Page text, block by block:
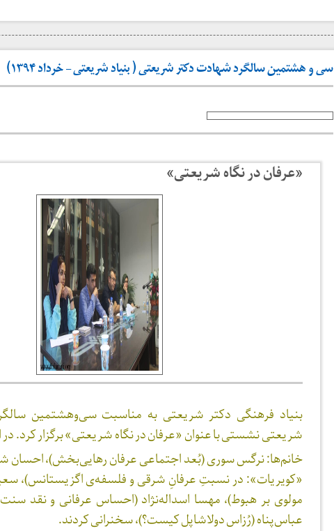
سی و هشتمین سالگرد شهادت دکتر شریعتی ( بنیاد شریعتی – خرداد ۱۳۹۴)
«عرفان در نگاه شریعتی»
بنیاد فرهنگی دکتر شریعتی به مناسبت سی‌وهشتمین
شریعتی نشستی با عنوان «عرفان در نگاه شریعتی» برگزار کرد.
خانم‌ها: نرگس سوری (بُعد اجتماعی عرفان رهایی‌بخش)،احسان
«کویریات»: در نسبتِ عرفانِ شرقی و فلسفه‌ی اگزیستانس)،
مولوی بر هبوط)، مهسا اسداله‌نژاد (احساس عرفانی و نقد
عباس‌پناه (رُزاس دولاشاپل کیست؟)، سخنرانی کردند.